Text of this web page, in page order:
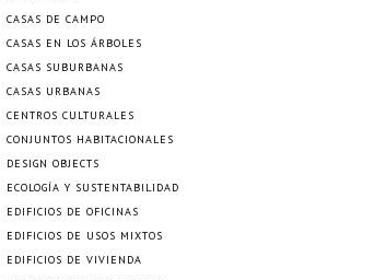
CASAS DE CAMPO
CASAS EN LOS ÁRBOLES
CASAS SUBURBANAS
CASAS URBANAS
CENTROS CULTURALES
CONJUNTOS HABITACIONALES
DESIGN OBJECTS
ECOLOGÍA Y SUSTENTABILIDAD
EDIFICIOS DE OFICINAS
EDIFICIOS DE USOS MIXTOS
EDIFICIOS DE VIVIENDA